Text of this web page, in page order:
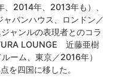
2014年、2013年も）、
ャパンハウス、ロンドン／
ャンルの表現者とのコラ
LOUNGE 近藤亜樹
ーム、東京／2016年）
を四国に移した。